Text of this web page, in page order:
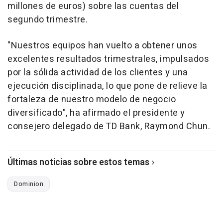
millones de euros) sobre las cuentas del
segundo trimestre.
"Nuestros equipos han vuelto a obtener unos
excelentes resultados trimestrales, impulsados
por la sólida actividad de los clientes y una
ejecución disciplinada, lo que pone de relieve la
fortaleza de nuestro modelo de negocio
diversificado", ha afirmado el presidente y
consejero delegado de TD Bank, Raymond Chun.
Últimas noticias sobre estos temas
Dominion